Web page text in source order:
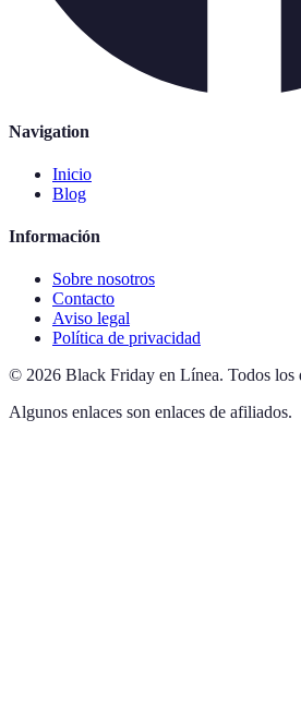
Navigation
Inicio
Blog
Información
Sobre nosotros
Contacto
Aviso legal
Política de privacidad
© 2026 Black Friday en Línea. Todos los
Algunos enlaces son enlaces de afiliados.